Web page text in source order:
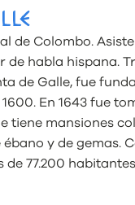
de Colombo.
de habla hispana.
de Galle, fue
En 1643 fue
tiene mansiones
y de gemas.
77.200